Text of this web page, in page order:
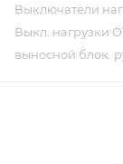
Выключатели
Выкл. нагрузки
выносной блок.